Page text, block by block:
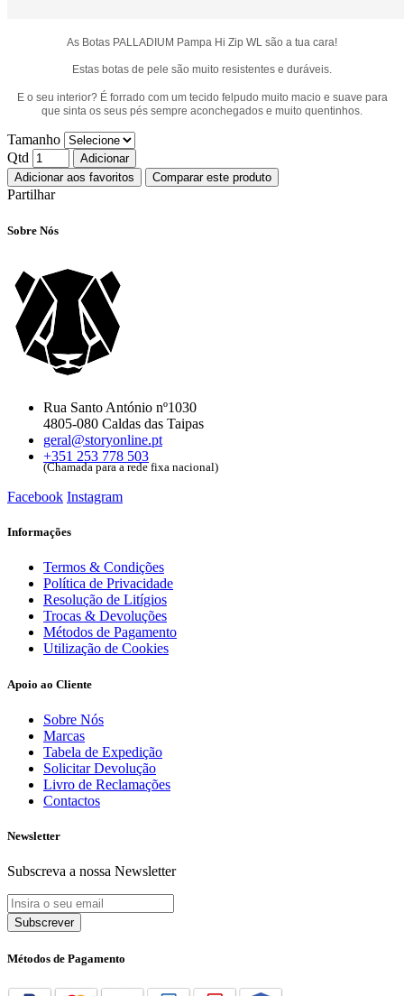
As Botas PALLADIUM Pampa Hi Zip WL são a tua cara!
Estas botas de pele são muito resistentes e duráveis.
E o seu interior? É forrado com um tecido felpudo muito macio e suave para
que sinta os seus pés sempre aconchegados e muito quentinhos.
Tamanho
Qtd
Adicionar
Adicionar aos favoritos
Comparar este produto
Partilhar
Sobre Nós
Rua Santo António nº1030
4805-080 Caldas das Taipas
geral@storyonline.pt
+351 253 778 503
(Chamada para a rede fixa nacional)
Facebook Instagram
Informações
Termos & Condições
Política de Privacidade
Resolução de Litígios
Trocas & Devoluções
Métodos de Pagamento
Utilização de Cookies
Apoio ao Cliente
Sobre Nós
Marcas
Tabela de Expedição
Solicitar Devolução
Livro de Reclamações
Contactos
Newsletter
Subscreva a nossa Newsletter
Subscrever
Métodos de Pagamento